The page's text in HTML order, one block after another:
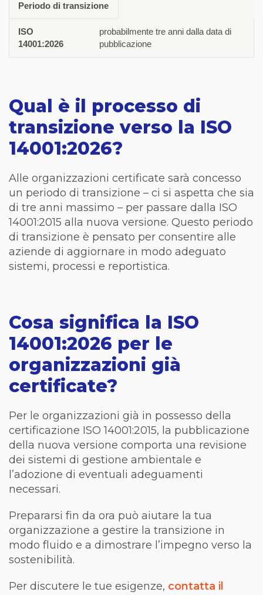
Periodo di transizione
probabilmente tre anni dalla data di
pubblicazione
Qual è il processo di
transizione verso la ISO
14001:2026?
Alle organizzazioni certificate sarà concesso
un periodo di transizione – ci si aspetta che sia
di tre anni massimo – per passare dalla ISO
14001:2015 alla nuova versione. Questo periodo
di transizione è pensato per consentire alle
aziende di aggiornare in modo adeguato
sistemi, processi e reportistica.
Cosa significa la ISO
14001:2026 per le
organizzazioni già
certificate?
Per le organizzazioni già in possesso della
certificazione ISO 14001:2015, la pubblicazione
della nuova versione comporta una revisione
dei sistemi di gestione ambientale e
l’adozione di eventuali adeguamenti
necessari.
Prepararsi fin da ora può aiutare la tua
organizzazione a gestire la transizione in
modo fluido e a dimostrare l’impegno verso la
sostenibilità.
Per discutere le tue esigenze, contatta il